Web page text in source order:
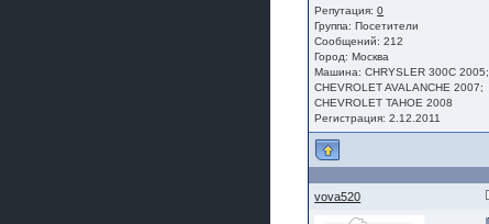
Репутация:0
Группа:Посетители
Сообщений: 212
Город: Москва
Машина: CHRYSLER 300С 2005;
CHEVROLET AVALANCHE 2007;
CHEVROLET TAHOE 2008
Регистрация: 2.12.2011
vova520